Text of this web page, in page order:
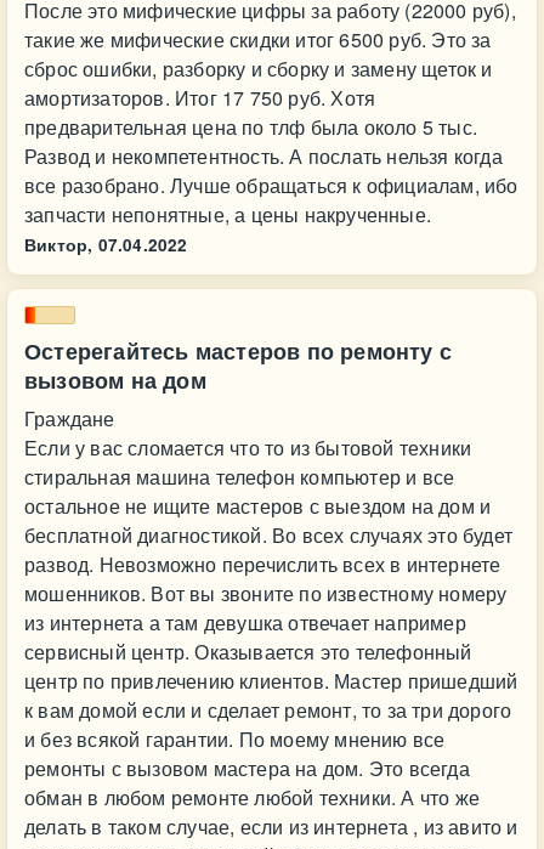
После это мифические цифры за работу (22000 руб),
такие же мифические скидки итог 6500 руб. Это за
сброс ошибки, разборку и сборку и замену щеток и
амортизаторов. Итог 17 750 руб. Хотя
предварительная цена по тлф была около 5 тыс.
Развод и некомпетентность. А послать нельзя когда
все разобрано. Лучше обращаться к официалам, ибо
запчасти непонятные, а цены накрученные.
Виктор, 07.04.2022
Остерегайтесь мастеров по ремонту с
вызовом на дом
Граждане
Если у вас сломается что то из бытовой техники
стиральная машина телефон компьютер и все
остальное не ищите мастеров с выездом на дом и
бесплатной диагностикой. Во всех случаях это будет
развод. Невозможно перечислить всех в интернете
мошенников. Вот вы звоните по известному номеру
из интернета а там девушка отвечает например
сервисный центр. Оказывается это телефонный
центр по привлечению клиентов. Мастер пришедший
к вам домой если и сделает ремонт, то за три дорого
и без всякой гарантии. По моему мнению все
ремонты с вызовом мастера на дом. Это всегда
обман в любом ремонте любой техники. А что же
делать в таком случае, если из интернета , из авито и